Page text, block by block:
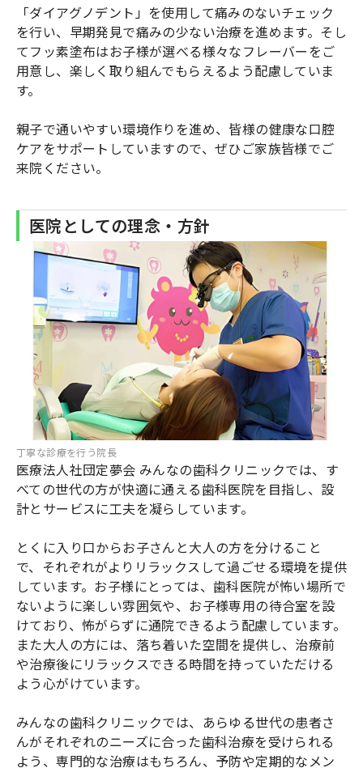
「ダイアグノデント」を使用して痛みのないチェック
を行い、早期発見で痛みの少ない治療を進めます。そし
てフッ素塗布はお子様が選べる様々なフレーバーをご
用意し、楽しく取り組んでもらえるよう配慮していま
す。
親子で通いやすい環境作りを進め、皆様の健康な口腔
ケアをサポートしていますので、ぜひご家族皆様でご
来院ください。
医院としての理念・方針
丁寧な診療を行う院長
医療法人社団定夢会 みんなの歯科クリニックでは、す
べての世代の方が快適に通える歯科医院を目指し、設
計とサービスに工夫を凝らしています。
とくに入り口からお子さんと大人の方を分けること
で、それぞれがよりリラックスして過ごせる環境を提供
しています。お子様にとっては、歯科医院が怖い場所で
ないように楽しい雰囲気や、お子様専用の待合室を設
けており、怖がらずに通院できるよう配慮しています。
また大人の方には、落ち着いた空間を提供し、治療前
や治療後にリラックスできる時間を持っていただける
よう心がけています。
みんなの歯科クリニックでは、あらゆる世代の患者さ
んがそれぞれのニーズに合った歯科治療を受けられる
よう、専門的な治療はもちろん、予防や定期的なメン